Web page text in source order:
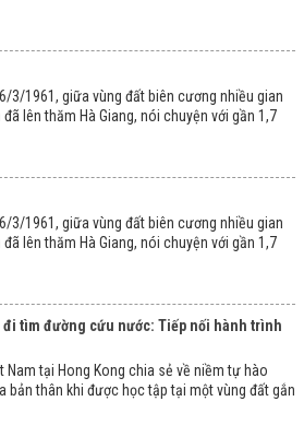
3/1961, giữa vùng đất biên cương nhiều gian
đã lên thăm Hà Giang, nói chuyện với gần 1,7
3/1961, giữa vùng đất biên cương nhiều gian
đã lên thăm Hà Giang, nói chuyện với gần 1,7
đi tìm đường cứu nước: Tiếp nối hành trình
Nam tại Hong Kong chia sẻ về niềm tự hào
bản thân khi được học tập tại một vùng đất gắn